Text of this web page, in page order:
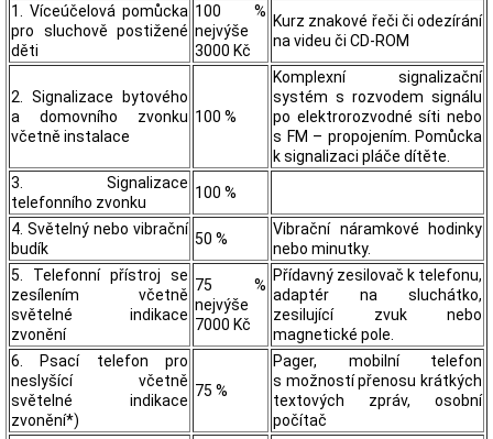
1. Víceúčelová pomůcka
pro sluchově postižené
děti
100 %
nejvýše
3000 Kč
Kurz znakové řeči či odezírání
na videu či CD-ROM
2. Signalizace bytového
a domovního zvonku
včetně instalace
100 %
Komplexní signalizační
systém s rozvodem signálu
po elektrorozvodné síti nebo
s FM – propojením. Pomůcka
k signalizaci pláče dítěte.
3. Signalizace
telefonního zvonku
100 %
4. Světelný nebo vibrační
budík
50 %
Vibrační náramkové hodinky
nebo minutky.
5. Telefonní přístroj se
zesílením včetně
světelné indikace
zvonění
75 %
nejvýše
7000 Kč
Přídavný zesilovač k telefonu,
adaptér na sluchátko,
zesilující zvuk nebo
magnetické pole.
6. Psací telefon pro
neslyšící včetně
světelné indikace
zvonění*)
75 %
Pager, mobilní telefon
s možností přenosu krátkých
textových zpráv, osobní
počítač